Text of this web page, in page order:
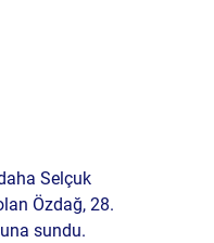
Selçuk
Özdağ, 28.
sundu.